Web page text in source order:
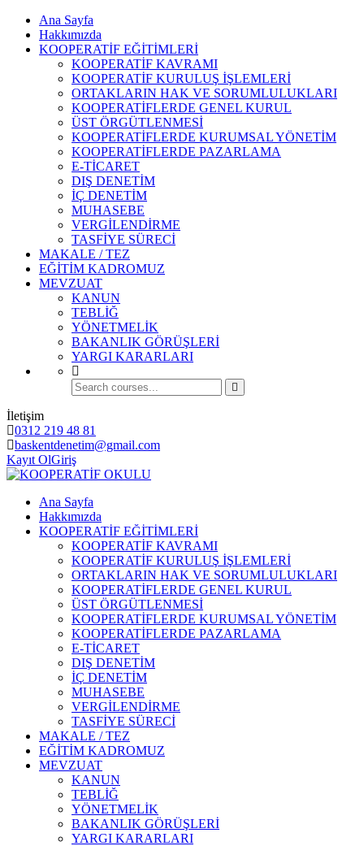
Ana Sayfa
Hakkımızda
KOOPERATİF EĞİTİMLERİ
KOOPERATİF KAVRAMI
KOOPERATİF KURULUŞ İŞLEMLERİ
ORTAKLARIN HAK VE SORUMLULUKLARI
KOOPERATİFLERDE GENEL KURUL
ÜST ÖRGÜTLENMESİ
KOOPERATİFLERDE KURUMSAL YÖNETİM
KOOPERATİFLERDE PAZARLAMA
E-TİCARET
DIŞ DENETİM
İÇ DENETİM
MUHASEBE
VERGİLENDİRME
TASFİYE SÜRECİ
MAKALE / TEZ
EĞİTİM KADROMUZ
MEVZUAT
KANUN
TEBLİĞ
YÖNETMELİK
BAKANLIK GÖRÜŞLERİ
YARGI KARARLARI
İletişim
0312 219 48 81
baskentdenetim@gmail.com
Kayıt OlGiriş
Ana Sayfa
Hakkımızda
KOOPERATİF EĞİTİMLERİ
KOOPERATİF KAVRAMI
KOOPERATİF KURULUŞ İŞLEMLERİ
ORTAKLARIN HAK VE SORUMLULUKLARI
KOOPERATİFLERDE GENEL KURUL
ÜST ÖRGÜTLENMESİ
KOOPERATİFLERDE KURUMSAL YÖNETİM
KOOPERATİFLERDE PAZARLAMA
E-TİCARET
DIŞ DENETİM
İÇ DENETİM
MUHASEBE
VERGİLENDİRME
TASFİYE SÜRECİ
MAKALE / TEZ
EĞİTİM KADROMUZ
MEVZUAT
KANUN
TEBLİĞ
YÖNETMELİK
BAKANLIK GÖRÜŞLERİ
YARGI KARARLARI